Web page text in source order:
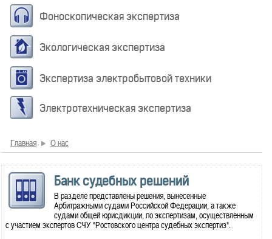
Фоноскопическая экспертиза
Экологическая экспертиза
Экспертиза электробытовой техники
Электротехническая экспертиза
Главная О нас
Банк судебных решений
В разделе представлены решения, вынесенные
Арбитражными судами Российской Федерации, а также
судами общей юрисдикции, по экспертизам, осуществленным
с участием экспертов СЧУ "Ростовского центра судебных экспертиз".